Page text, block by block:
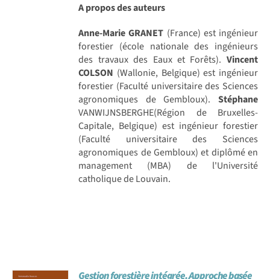
A propos des auteurs
Anne-Marie GRANET (France) est ingénieur
forestier (école nationale des ingénieurs
des travaux des Eaux et Forêts). Vincent
COLSON (Wallonie, Belgique) est ingénieur
forestier (Faculté universitaire des Sciences
agronomiques de Gembloux). Stéphane
VANWIJNSBERGHE(Région de Bruxelles-
Capitale, Belgique) est ingénieur forestier
(Faculté universitaire des Sciences
agronomiques de Gembloux) et diplômé en
management (MBA) de l'Université
catholique de Louvain.
Gestion forestière intégrée. Approche basée